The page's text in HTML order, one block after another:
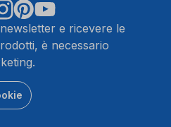
e ricevere le
è necessario